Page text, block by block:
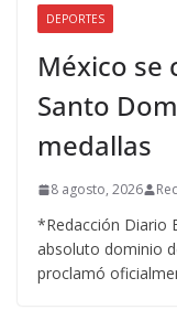
DEPORTES
México se
Santo
medallas
8 agosto, 2026
*Redacción Diario
absoluto dominio
proclamó